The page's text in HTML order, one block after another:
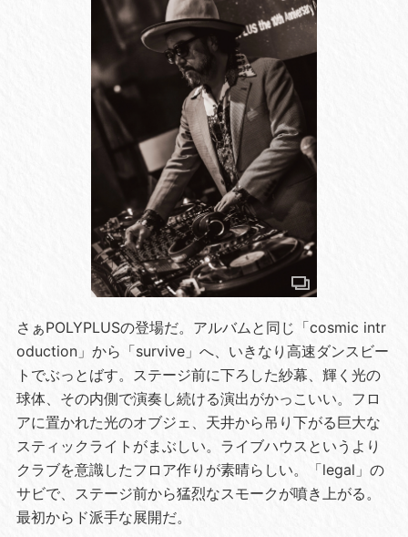
さぁPOLYPLUSの登場だ。アルバムと同じ「cosmic intr
oduction」から「survive」へ、いきなり高速ダンスビー
トでぶっとばす。ステージ前に下ろした紗幕、輝く光の
球体、その内側で演奏し続ける演出がかっこいい。フロ
アに置かれた光のオブジェ、天井から吊り下がる巨大な
スティックライトがまぶしい。ライブハウスというより
クラブを意識したフロア作りが素晴らしい。「legal」の
サビで、ステージ前から猛烈なスモークが噴き上がる。
最初からド派手な展開だ。